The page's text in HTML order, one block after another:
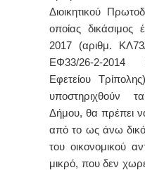
Διοικητικού
οποίας δικάσιμος
2017 (αριθμ.
ΕΦ33/26-2-2014
Εφετείου
υποστηριχθούν
Δήμου, θα πρέπει
από το ως άνω
του οικονομικού
μικρό, που δεν